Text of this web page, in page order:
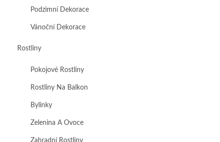
Podzimní Dekorace
Vánoční Dekorace
Rostliny
Pokojové Rostliny
Rostliny Na Balkon
Bylinky
Zelenina A Ovoce
Zahradní Rostliny